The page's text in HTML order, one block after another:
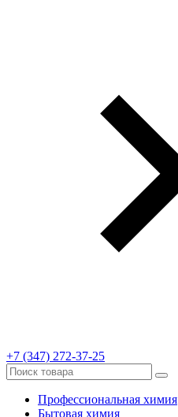
+7 (347) 272-37-25
Профессиональная химия
Бытовая химия